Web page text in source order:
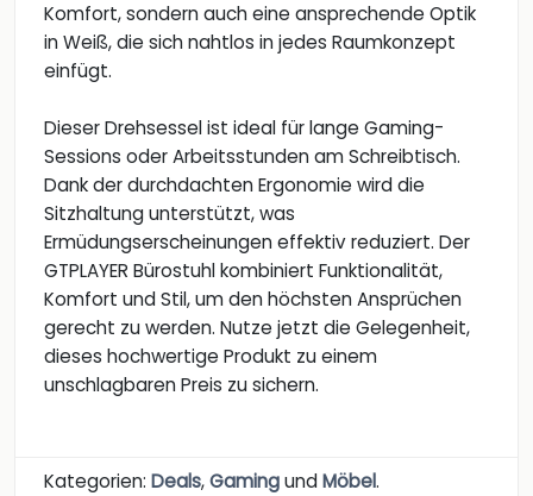
Komfort, sondern auch eine ansprechende Optik
in Weiß, die sich nahtlos in jedes Raumkonzept
einfügt.
Dieser Drehsessel ist ideal für lange Gaming-
Sessions oder Arbeitsstunden am Schreibtisch.
Dank der durchdachten Ergonomie wird die
Sitzhaltung unterstützt, was
Ermüdungserscheinungen effektiv reduziert. Der
GTPLAYER Bürostuhl kombiniert Funktionalität,
Komfort und Stil, um den höchsten Ansprüchen
gerecht zu werden. Nutze jetzt die Gelegenheit,
dieses hochwertige Produkt zu einem
unschlagbaren Preis zu sichern.
Kategorien: Deals,GamingundMöbel.